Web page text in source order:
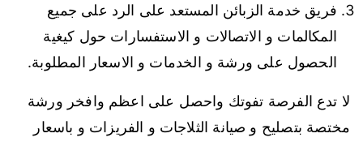
فريق خدمة الزبائن المستعد على الرد على جميع
المكالمات و الاتصالات و الاستفسارات حول كيغية
الحصول على ورشة و الخدمات و الاسعار المطلوبة.
لا تدع الفرصة تفوتك واحصل على اعظم وافخر ورشة
مختصة بتصليح و صيانة الثلاجات و الفريزات و باسعار